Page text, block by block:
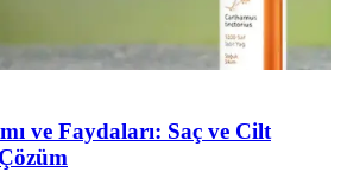
ve Faydaları: Saç ve Cilt